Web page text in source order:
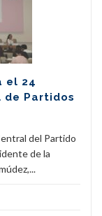
el 24
de Partidos
del Partido
de la